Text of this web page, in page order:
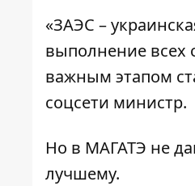
«ЗАЭС –
выполнение всех
важным этапом
соцсети министр.
Но в МАГАТЭ не
лучшему.